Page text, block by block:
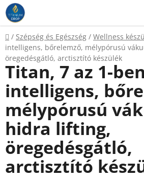
Ugrás
fő
tartalomhoz
Kezdőlap
/ Szépség és Egészség / Wellness
intelligens, bőrelemző, mélypórusú
öregedésgátló, arctisztító készülék
Titan, 7 az 1-ben
intelligens,
mélypórusú
hidra lifting,
öregedésgátló,
arctisztító